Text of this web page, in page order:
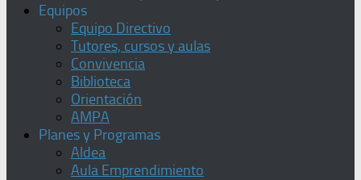
Equipos
Equipo Directivo
Tutores, cursos y aulas
Convivencia
Biblioteca
Orientación
AMPA
Planes y Programas
Aldea
Aula Emprendimiento